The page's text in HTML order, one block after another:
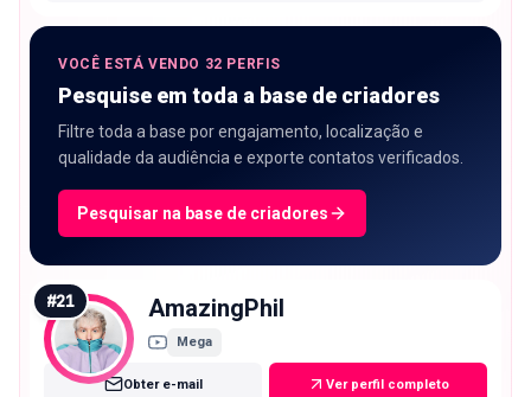
VOCÊ ESTÁ VENDO 32 PERFIS
Pesquise em toda a base de criadores
Filtre toda a base por engajamento, localização e
qualidade da audiência e exporte contatos verificados.
Pesquisar na base de criadores
#21 AmazingPhil
Mega
Obter e-mail Ver perfil completo